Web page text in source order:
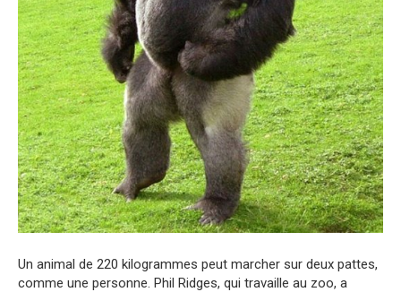
Un animal de 220 kilogrammes peut marcher sur deux pattes,
comme une personne. Phil Ridges, qui travaille au zoo, a